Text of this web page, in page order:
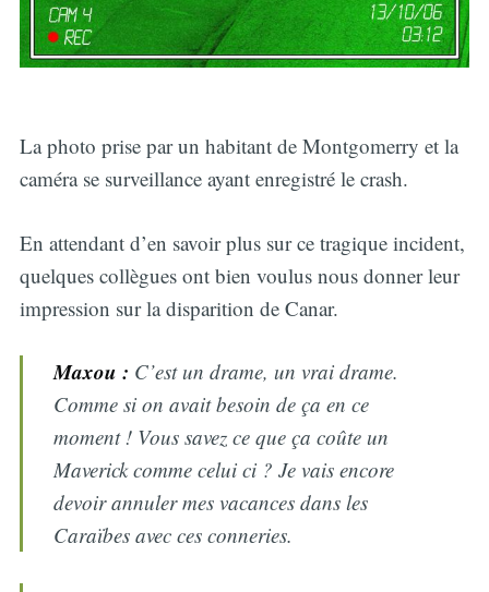
La photo prise par un habitant de Montgomerry et la
caméra se surveillance ayant enregistré le crash.
En attendant d’en savoir plus sur ce tragique incident,
quelques collègues ont bien voulus nous donner leur
impression sur la disparition de Canar.
Maxou : C’est un drame, un vrai drame.
Comme si on avait besoin de ça en ce
moment ! Vous savez ce que ça coûte un
Maverick comme celui ci ? Je vais encore
devoir annuler mes vacances dans les
Caraïbes avec ces conneries.